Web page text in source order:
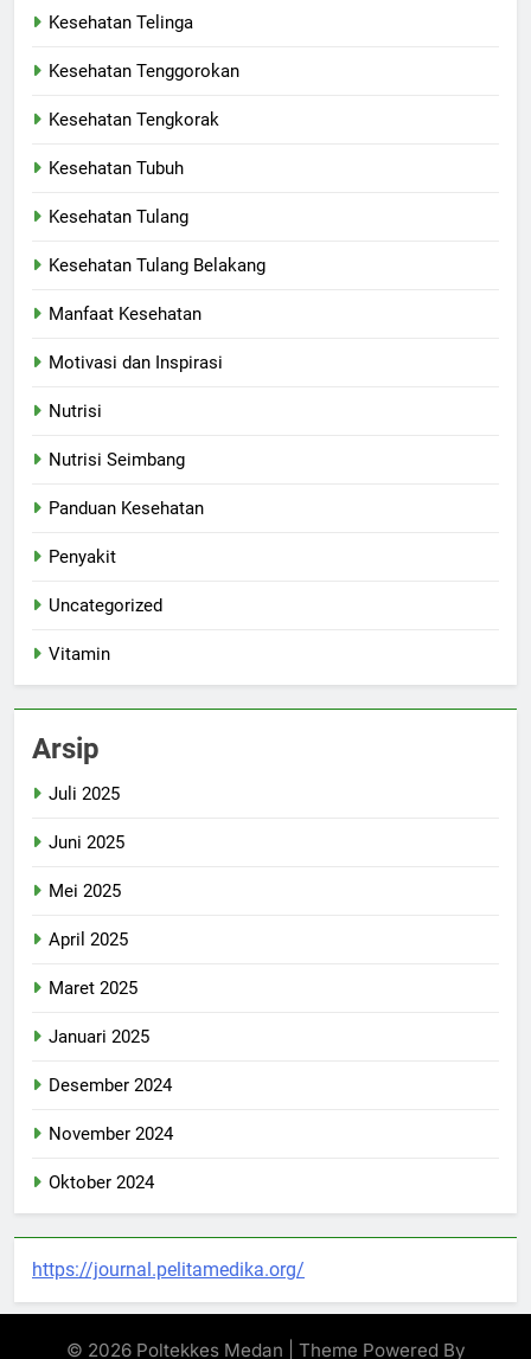
Kesehatan Telinga
Kesehatan Tenggorokan
Kesehatan Tengkorak
Kesehatan Tubuh
Kesehatan Tulang
Kesehatan Tulang Belakang
Manfaat Kesehatan
Motivasi dan Inspirasi
Nutrisi
Nutrisi Seimbang
Panduan Kesehatan
Penyakit
Uncategorized
Vitamin
Arsip
Juli 2025
Juni 2025
Mei 2025
April 2025
Maret 2025
Januari 2025
Desember 2024
November 2024
Oktober 2024
https://journal.pelitamedika.org/
© 2026 Poltekkes Medan | Theme Powered By